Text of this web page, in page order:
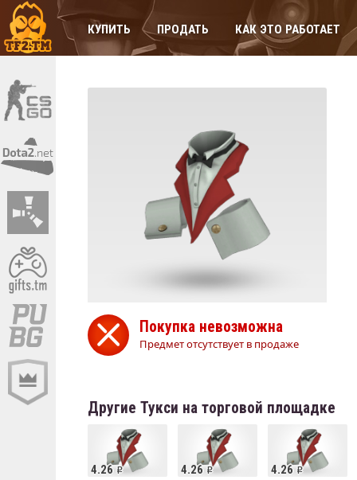
КУПИТЬ ПРОДАТЬ КАК ЭТО РАБОТАЕТ
Покупка невозможна
Предмет отсутствует в продаже
Другие Тукси на торговой площадке
4.26 4.26 4.26